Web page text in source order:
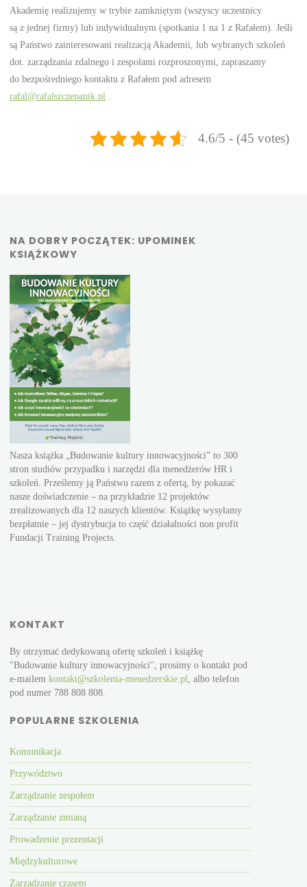
Akademię realizujemy w trybie zamkniętym (wszyscy uczestnicy
są z jednej firmy) lub indywidualnym (spotkania 1 na 1 z Rafałem). Jeśli
są Państwo zainteresowani realizacją Akademii, lub wybranych szkoleń
dot. zarządzania zdalnego i zespołami rozproszonymi, zapraszamy
do bezpośredniego kontaktu z Rafałem pod adresem
rafal@rafalszczepanik.pl
4.6/5 - (45 votes)
NA DOBRY POCZĄTEK: UPOMINEK
KSIĄŻKOWY
Nasza książka „Budowanie kultury innowacyjności” to 300
stron studiów przypadku i narzędzi dla menedżerów HR i
szkoleń. Prześlemy ją Państwu razem z ofertą, by pokazać
nasze doświadczenie – na przykładzie 12 projektów
zrealizowanych dla 12 naszych klientów. Książkę wysyłamy
bezpłatnie – jej dystrybucja to część działalności non profit
Fundacji Training Projects.
KONTAKT
By otrzymać dedykowaną ofertę szkoleń i książkę
"Budowanie kultury innowacyjności", prosimy o kontakt pod
e-mailemkontakt@szkolenia-menedzerskie.pl, albo telefon
pod numer 788 808 808.
POPULARNE SZKOLENIA
Komunikacja
Przywództwo
Zarządzanie zespołem
Zarządzanie zmianą
Prowadzenie prezentacji
Międzykulturowe
Zarządzanie czasem